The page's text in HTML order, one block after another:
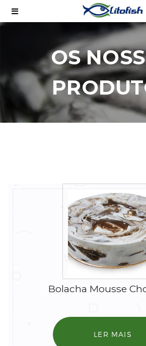
OS
Bolacha Mousse
LER MAIS